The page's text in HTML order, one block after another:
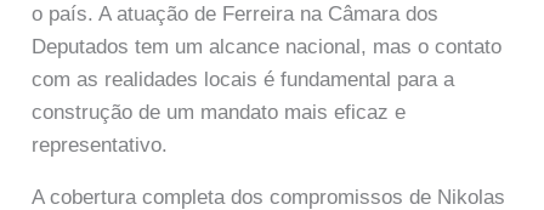
o país. A atuação de Ferreira na Câmara dos
Deputados tem um alcance nacional, mas o contato
com as realidades locais é fundamental para a
construção de um mandato mais eficaz e
representativo.
A cobertura completa dos compromissos de Nikolas